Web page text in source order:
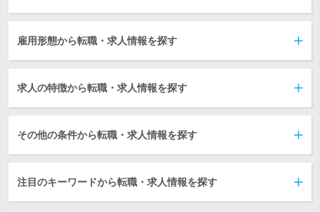
雇用形態から転職・求人情報を探す
求人の特徴から転職・求人情報を探す
その他の条件から転職・求人情報を探す
注目のキーワードから転職・求人情報を探す